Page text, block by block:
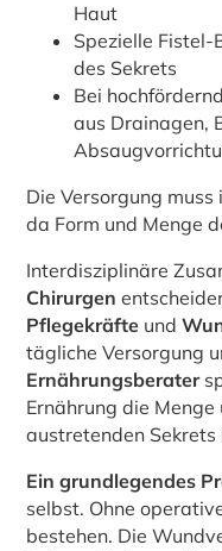
Haut
Spezielle Fistel-
des Sekrets
Bei
aus Drainagen,
Die Versorgung
da Form und Menge
Interdisziplinäre
Chirurgen
Pflegekräfte und
tägliche Versorgung
Ernährungsberater
Ernährung die
austretenden Sekrets
Ein grundlegendes
selbst. Ohne
bestehen. Die